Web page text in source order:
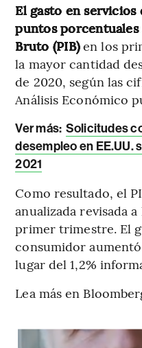
El gasto en
puntos
Bruto (PIB)en los
la mayor cantidad
de 2020, según las
Análisis Económico
Ver más: Solicitudes
desempleo en EE.UU.
2021
Como resultado, el
anualizada revisada
primer trimestre. El
consumidor
lugar del 1,2%
Lea más en